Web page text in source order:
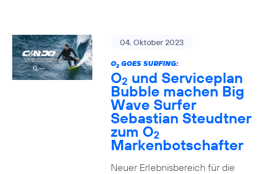
04. Oktober 2023
O2GOES SURFING:
O2 und Serviceplan
Bubble machen Big
Wave Surfer
Sebastian Steudtner
zum O2
Markenbotschafter
Neuer Erlebnisbereich für die